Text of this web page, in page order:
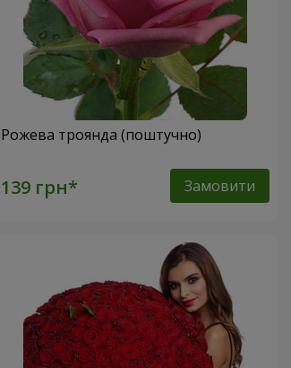
Рожева троянда (поштучно)
Замовити